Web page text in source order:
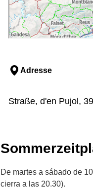
Adresse
Straße, d'en Pujol,
De martes a sábado de
cierra a las 20.30).